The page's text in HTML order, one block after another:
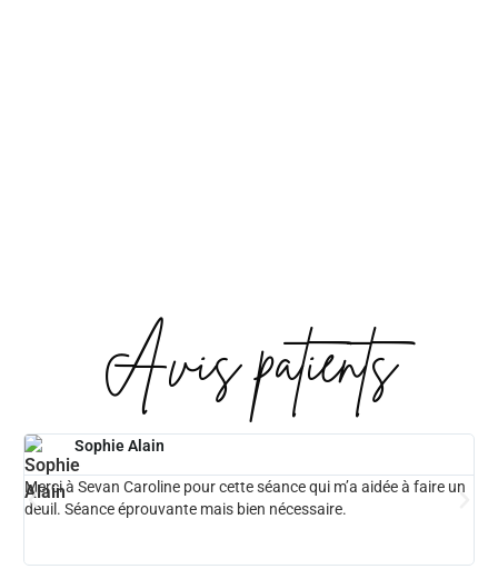
Avis patients
Sophie Alain
Merci à Sevan Caroline pour cette séance qui m’a aidée à faire un
deuil. Séance éprouvante mais bien nécessaire.